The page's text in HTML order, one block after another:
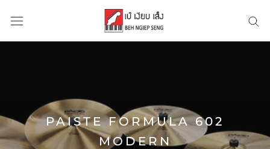
PAISTE FORMULA 602
MODERN